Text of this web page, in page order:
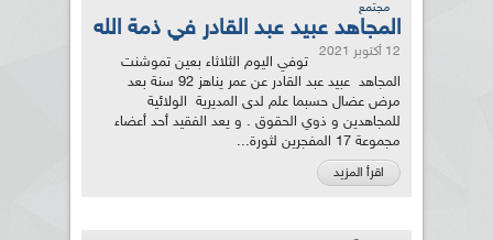
مجتمع
المجاهد عبيد عبد القادر في ذمة الله
12 أكتوبر 2021
توفي اليوم الثلاثاء بعين تموشنت
المجاهد عبيد عبد القادر عن عمر يناهز 92 سنة بعد
مرض عضال حسبما علم لدى المديرية الولائية
للمجاهدين و ذوي الحقوق . و يعد الفقيد أحد أعضاء
مجموعة 17 المفجرين لثورة...
اقرأ المزيد